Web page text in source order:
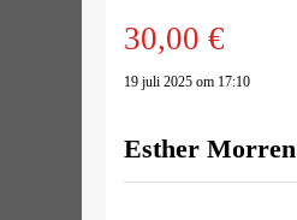
30,00 €
19 juli 2025 om 17:10
Esther Morren